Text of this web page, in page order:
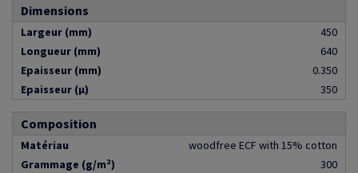
Dimensions
Largeur (mm)
450
Longueur (mm)
640
Epaisseur (mm)
0.350
Epaisseur (µ)
350
Composition
Matériau
woodfree ECF with 15% cotton
Grammage (g/m²)
300